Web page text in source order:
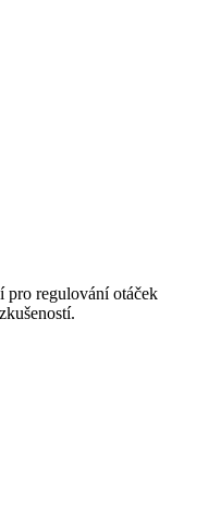
pro regulování otáček